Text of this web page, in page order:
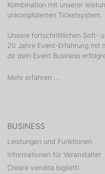
Kombination mit unserer
unkomplizierten Ticketsystem.
Unsere fortschrittlichen Soft-
20 Jahre Event-Erfahrung mit
dir dein Event Business
Mehr erfahren ...
BUSINESS
Leistungen und Funktionen
Informationen für Veranstalter
Creare vendita biglietti